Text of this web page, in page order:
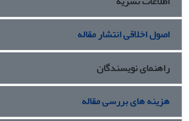
اصول اخلاقی انتشار مقاله
راهنمای نویسندگان
هزینه های بررسی مقاله